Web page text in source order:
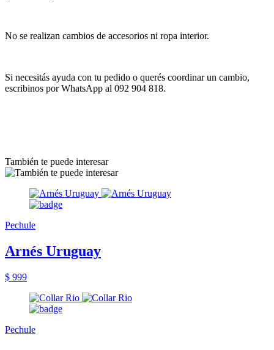
No se realizan cambios de accesorios ni ropa interior.
Si necesitás ayuda con tu pedido o querés coordinar un cambio,
escribinos por WhatsApp al 092 904 818.
También te puede interesar
Pechule
Arnés Uruguay
$ 999
Pechule